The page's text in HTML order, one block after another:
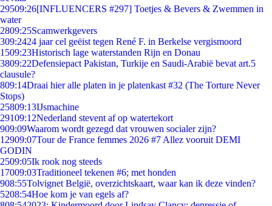
29509:26[INFLUENCERS #297] Toetjes & Bevers & Zwemmen in
water
2809:25Scamwerkgevers
309:2424 jaar cel geëist tegen René F. in Berkelse vergismoord
1509:23Historisch lage waterstanden Rijn en Donau
3809:22Defensiepact Pakistan, Turkije en Saudi-Arabië bevat art.5
clausule?
809:14Draai hier alle platen in je platenkast #32 (The Torture Never
Stops)
25809:13IJsmachine
29109:12Nederland stevent af op watertekort
909:09Waarom wordt gezegd dat vrouwen socialer zijn?
12909:07Tour de France femmes 2026 #7 Allez vooruit DEMI
GODIN
2509:05Ik rook nog steeds
17009:03Traditioneel tekenen #6; met honden
908:55Tolvignet België, overzichtskaart, waar kan ik deze vinden?
5208:54Hoe kom je van egels af?